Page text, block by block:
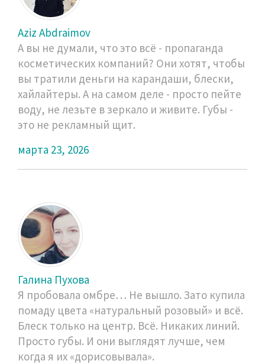
Aziz Abdraimov
А вы не думали, что это всё - пропаганда
косметических компаний? Они хотят, чтобы
вы тратили деньги на карандаши, блески,
хайлайтеры. А на самом деле - просто пейте
воду, не лезьте в зеркало и живите. Губы -
это не рекламный щит.
марта 23, 2026
Галина Пухова
Я пробовала омбре… Не вышло. Зато купила
помаду цвета «натуральный розовый» и всё.
Блеск только на центр. Всё. Никаких линий.
Просто губы. И они выглядят лучше, чем
когда я их «дорисовывала».